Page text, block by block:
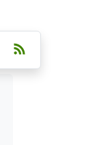
auf Telegram
Newsletter